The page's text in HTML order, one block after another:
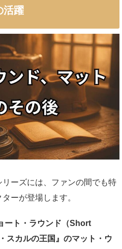
活躍
リーズには、ファンの間でも特
ーが登場します。
ート・ラウンド（Short
スカルの王国』のマット・ウ